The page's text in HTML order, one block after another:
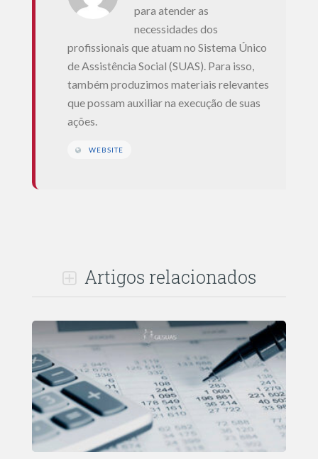
para atender as
necessidades dos
profissionais que atuam no Sistema Único
de Assistência Social (SUAS). Para isso,
também produzimos materiais relevantes
que possam auxiliar na execução de suas
ações.
WEBSITE
Artigos relacionados